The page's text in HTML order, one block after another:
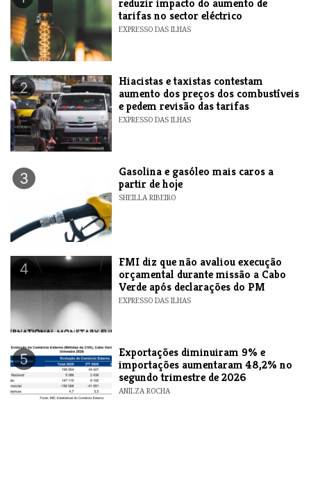
tarifas no sector eléctrico
EXPRESSO DAS ILHAS
2
Hiacistas e taxistas contestam
aumento dos preços dos combustíveis
e pedem revisão das tarifas
EXPRESSO DAS ILHAS
3
Gasolina e gasóleo mais caros a
partir de hoje
SHEILLA RIBEIRO
4
FMI diz que não avaliou execução
orçamental durante missão a Cabo
Verde após declarações do PM
EXPRESSO DAS ILHAS
5
Exportações diminuiram 9% e
importações aumentaram 48,2% no
segundo trimestre de 2026
ANILZA ROCHA